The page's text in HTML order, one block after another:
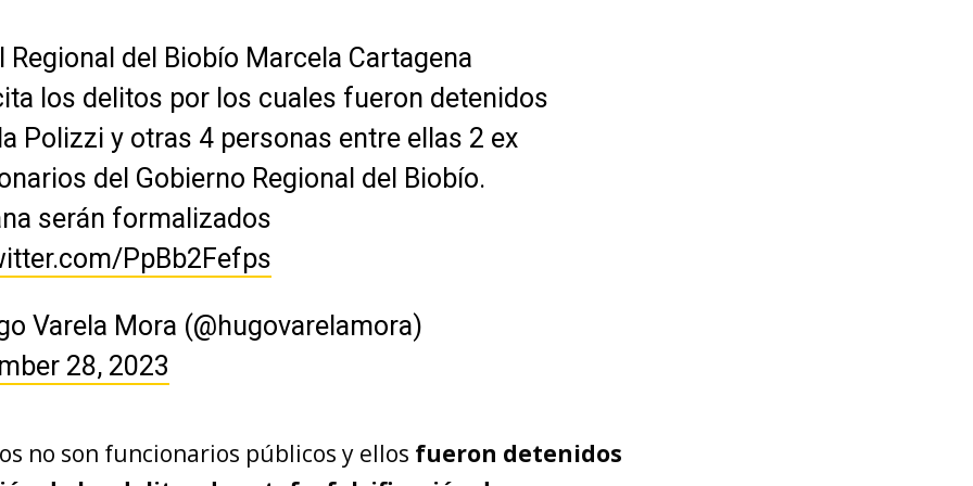
Regional del Biobío Marcela Cartagena
los delitos por los cuales fueron detenidos
Polizzi y otras 4 personas entre ellas 2 ex
del Gobierno Regional del Biobío.
serán formalizados
PpBb2Fefps
Varela Mora (@hugovarelamora)
28, 2023
no son funcionarios públicos y ellos fueron detenidos